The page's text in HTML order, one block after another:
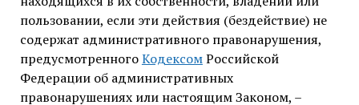
пользовании, если эти действия (бездействие) не
содержат административного правонарушения,
предусмотренногоКодексомРоссийской
Федерации об административных
правонарушениях или настоящим Законом, –